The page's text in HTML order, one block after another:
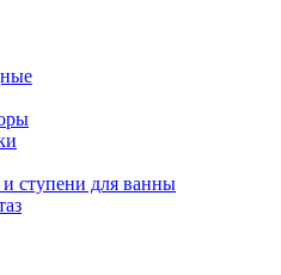
и ступени для ванны